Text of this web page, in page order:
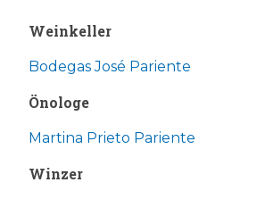
Weinkeller
Bodegas José Pariente
Önologe
Martina Prieto Pariente
Winzer